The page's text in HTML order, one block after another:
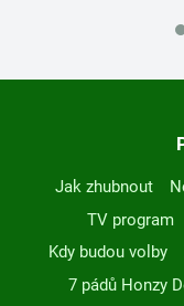
Jak zhubnout
TV program
Kdy budou volby
7 pádů Honzy